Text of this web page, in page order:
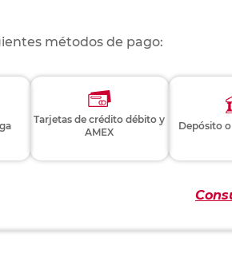
métodos de pago:
Tarjetas de crédito débito y
AMEX
Depósito